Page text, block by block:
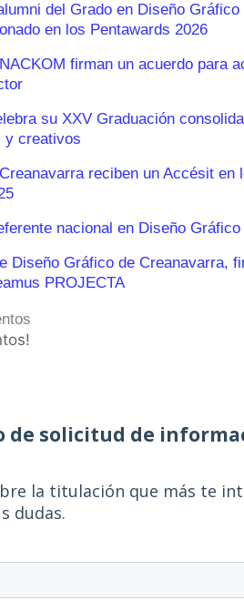
del Grado en Diseño
en los Pentawards 2026
firman un acuerdo para
su XXV Graduación
y creativos
reciben un Accésit en
nacional en Diseño
Diseño Gráfico de Creanavarra,
PROJECTA